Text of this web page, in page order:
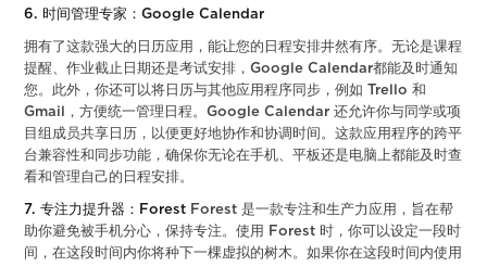
6. 时间管理专家：Google Calendar
拥有了这款强大的日历应用，能让您的日程安排井然有序。无论是课程
提醒、作业截止日期还是考试安排，Google Calendar都能及时通知
您。此外，你还可以将日历与其他应用程序同步，例如 Trello 和
Gmail，方便统一管理日程。Google Calendar 还允许你与同学或项
目组成员共享日历，以便更好地协作和协调时间。这款应用程序的跨平
台兼容性和同步功能，确保你无论在手机、平板还是电脑上都能及时查
看和管理自己的日程安排。
7. 专注力提升器：Forest Forest 是一款专注和生产力应用，旨在帮
助你避免被手机分心，保持专注。使用 Forest 时，你可以设定一段时
间，在这段时间内你将种下一棵虚拟的树木。如果你在这段时间内使用